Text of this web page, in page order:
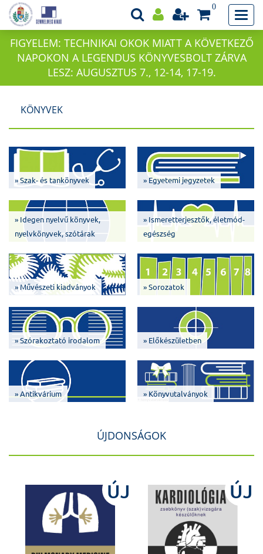
0
FIGYELEM: TECHNIKAI OKOK MIATT A KÖVETKEZŐ
NAPOKON A LEGENDUS KÖNYVESBOLT ZÁRVA
LESZ: AUGUSZTUS 7., 12-14, 17-19.
KÖNYVEK
» Szak- és tankönyvek » Egyetemi jegyzetek
» Idegen nyelvű könyvek,
nyelvkönyvek, szótárak
» Ismeretterjesztők, életmód-
egészség
» Művészeti kiadványok » Sorozatok
» Szórakoztató irodalom » Előkészületben
» Antikvárium » Könyvutalványok
ÚJDONSÁGOK
ÚJ ÚJ